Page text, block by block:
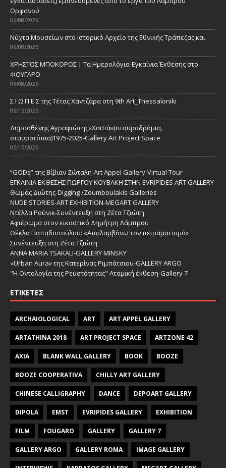
Ορφανού
06/08/2026
Νύχτα Μουσείων στο Ιστορικό Αρχείο της Εθνικής Τράπεζας και
06/08/2026
ΧΡΗΣΤΟΣ ΜΠΟΚΟΡΟΣ | Τα Ημερολόγια-Εγκαίνια Έκθεσης στο
ΦΟΥΓΑΡΟ
06/08/2026
Σ Ι Ω Π Ε Σ της Τέτας Χαντζάρα στη 9th Art_Thessaloniki
05/15/2026
Δημοσθένης Αγραφιώτης«Xαrtιά»(σταυροδρόμια,
σταυροτόπια)1975-2025-Gallery Art Project Space
05/15/2026
“GODs” της Βίβιαν Ζώταλη-Art Appel Gallery-Virtual Tour
ΕΓΚΑΙΝΙΑ ΕΚΘΕΣΗΣ ΓΙΩΡΓΟΥ ΚΟΥΒΑΚΗ ΣΤΗΝ EVRIPIDES ART GALLERY
Θωμάς Διώτης-Digging /Zoumboulakis Galleries
NUDE STORIES-ΑRT EXHIBITION-MEGART GALLERY
Ντέλλα Ρούνικ-Συνέντευξη στη Ζέτα Τζιώτη
Αφιέρωμα στον εικαστικό Δημήτρη Λάμπρου
Θέκλα Παπαδοπούλου: «Απολαμβάνω τον πειραματισμό»
Συνέντευξη στη Ζέτα Τζιώτη
ANNA MARIA TSAKALI-GALLERY MINSKY
«Urban Aura» της Κατερίνας Ριμπάτσιου-GALLERY ARGO
"Η Οντολογία της Ρευστότητας" Ατομική έκθεση-Gallery 7
ΕΤΙΚΈΤΕΣ
ARCHAIOLOGICAL ART ART APPEL GALLERY
ARTATHINA 2018 ART PROJECT SPACE ARTZONE 42
AXIA BLANK WALL GALLERY BOOK BOOZE
BOOZE COOPERATIVA CHILLY ART GALLERY
CHINESE CALLIGRAPHY DANCE DEPOART GALLERY
DIPOLA EMST EVRIPIDES GALLERY EXHIBITION
FILM FOUGARO GALLERY GALLERY 7
GALLERY ARGO GALLERY ROMA IMAGE GALLERY